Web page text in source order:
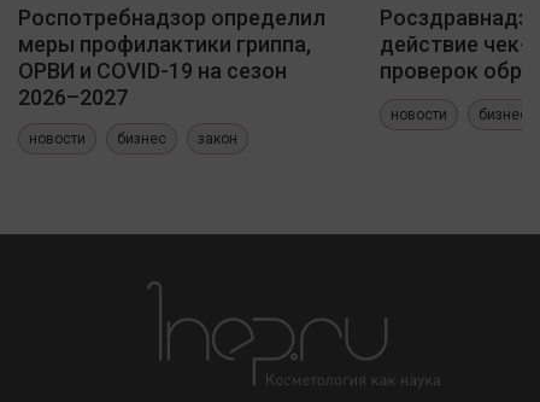
Роспотребнадзор определил
меры профилактики гриппа,
ОРВИ и COVID-19 на сезон
2026–2027
новости бизнес закон
действие чек-
проверок
новости бизнес